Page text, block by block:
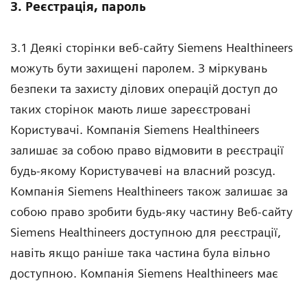
3. Реєстрація, пароль
3.1 Деякі сторінки веб-сайту Siemens Healthineers
можуть бути захищені паролем. З міркувань
безпеки та захисту ділових операцій доступ до
таких сторінок мають лише зареєстровані
Користувачі. Компанія Siemens Healthineers
залишає за собою право відмовити в реєстрації
будь-якому Користувачеві на власний розсуд.
Компанія Siemens Healthineers також залишає за
собою право зробити будь-яку частину Веб-сайту
Siemens Healthineers доступною для реєстрації,
навіть якщо раніше така частина була вільно
доступною. Компанія Siemens Healthineers має